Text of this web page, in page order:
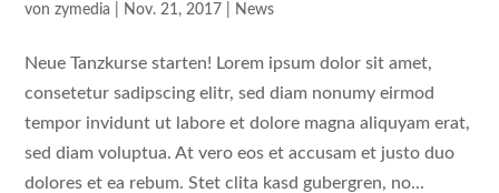
vonzymedia Nov. 21, 2017 News
Neue Tanzkurse starten! Lorem ipsum dolor sit amet,
consetetur sadipscing elitr, sed diam nonumy eirmod
tempor invidunt ut labore et dolore magna aliquyam erat,
sed diam voluptua. At vero eos et accusam et justo duo
dolores et ea rebum. Stet clita kasd gubergren, no...